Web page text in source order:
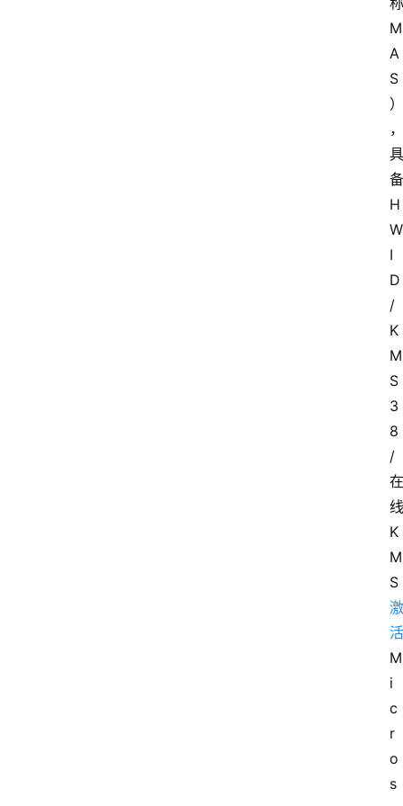
M
A
S
）
，
具
备
H
W
I
D
/
K
M
S
3
8
/
在
线
K
M
S
激
活
M
i
c
r
o
s